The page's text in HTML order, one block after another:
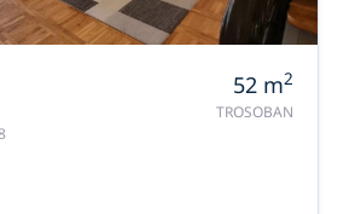
52 m2
TROSOBAN